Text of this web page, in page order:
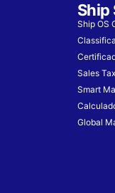
Ship
Ship OS
Sales Tax
Smart
Global